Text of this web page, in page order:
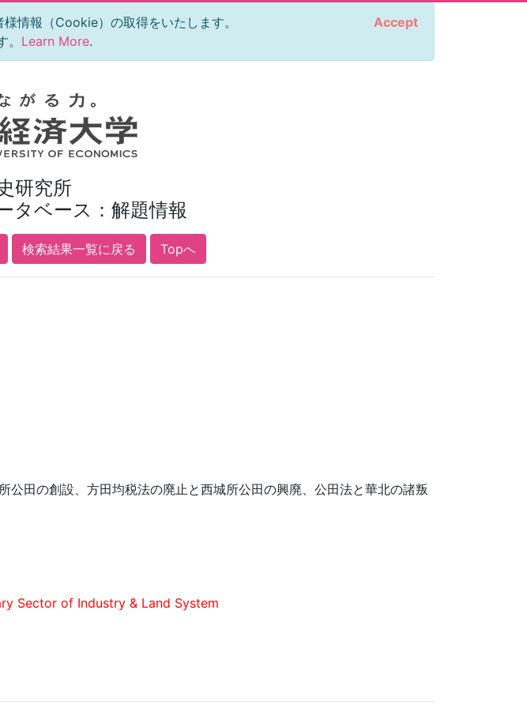
情報（Cookie）の取得をいたします。
Learn More.
Accept
研究所
タベース：解題情報
検索結果一覧に戻る Topへ
公田の創設、方田均税法の廃止と西城所公田の興廃、公田法と華北の諸叛
Sector of Industry & Land System